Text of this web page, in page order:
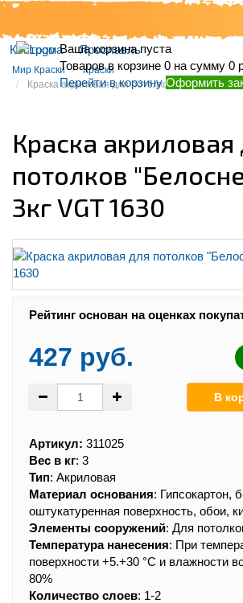
Ваша корзина пуста
Товаров в корзине0 на сумму0
Перейти в корзинуОформить
Кострома Ярославль
Мир Краски
Краски
Краска акриловая для потолков
Краска акриловая
потолков
3кг VGT 1630
Рейтинг:
Рейтинг основан на оценках
427 руб.
Артикул: 311025
Вес в кг: 3
Тип: Акриловая
Материал основания: Гипсокартон,
оштукатуренная поверхность, обои,
Элементы сооружений: Для
Температура нанесения: При
поверхности +5.+30 °С и влажности
80%
Количество слоев: 1-2